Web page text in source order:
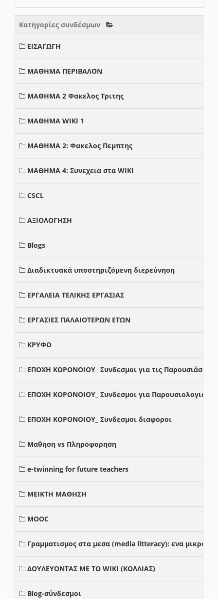
Κατηγορίες συνδέσμων
ΕΙΣΑΓΩΓΗ
ΜΑΘΗΜΑ ΠΕΡΙΒΑΛΟΝ
ΜΑΘΗΜΑ 2 Φακελος Τριτης
ΜΑΘΗΜΑ WIKI 1
ΜΑΘΗΜΑ 2: Φακελος Πεμπτης
ΜΑΘΗΜΑ 4: Συνεχεια στα WIKI
CSCL
ΑΞΙΟΛΟΓΗΣΗ
Blogs
Διαδικτυακά υποστηριζόμενη διερεύνηση
ΕΡΓΑΛΕΙΑ ΤΕΛΙΚΗΣ ΕΡΓΑΣΙΑΣ
ΕΡΓΑΣΙΕΣ ΠΑΛΑΙΟΤΕΡΩΝ ΕΤΩΝ
ΚΡΥΦΟ
ΕΠΟΧΗ ΚΟΡΟΝΟΙΟΥ_ Συνδεσμοι για τις Παρουσιάσεις
ΕΠΟΧΗ ΚΟΡΟΝΟΙΟΥ_ Συνδεσμοι για Παρουσιολογια
ΕΠΟΧΗ ΚΟΡΟΝΟΙΟΥ_ Συνδεσμοι διαφοροι
Μαθηση vs Πληροφορηση
e-twinning for future teachers
ΜΕΙΚΤΗ ΜΑΘΗΣΗ
MOOC
Γραμματισμος στα μεσα (media litteracy): ενα μικρο
ΔΟΥΛΕΥΟΝΤΑΣ ΜΕ ΤΟ WIKI (ΚΟΛΛΙΑΣ)
Blog-σύνδεσμοι